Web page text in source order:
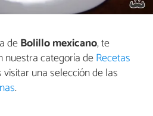
deBolillo mexicano, te
nuestra categoría deRecetas
una selección de las
.